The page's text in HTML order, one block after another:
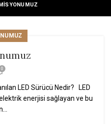
0
LED Sürücü Nedir? LED
elektrik enerjisi sağlayan ve bu